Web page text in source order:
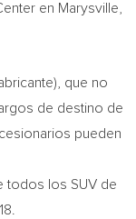
en Marysville,
que no
de destino de
pueden
todos los SUV de